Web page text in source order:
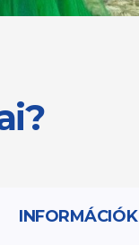
INFORMÁCIÓK